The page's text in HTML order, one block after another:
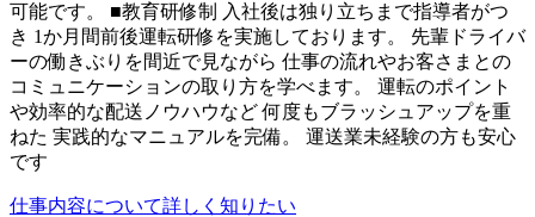
可能です。 ■教育研修制 入社後は独り立ちまで指導者がつ
き 1か月間前後運転研修を実施しております。 先輩ドライバ
ーの働きぶりを間近で見ながら 仕事の流れやお客さまとの
コミュニケーションの取り方を学べます。 運転のポイント
や効率的な配送ノウハウなど 何度もブラッシュアップを重
ねた 実践的なマニュアルを完備。 運送業未経験の方も安心
です
仕事内容について詳しく知りたい